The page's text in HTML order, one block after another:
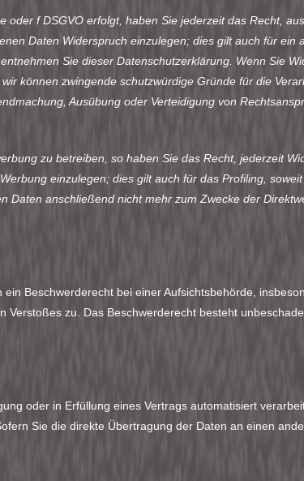
oder f DSGVO erfolgt, haben Sie jederzeit das Recht,
Daten Widerspruch einzulegen; dies gilt auch für ein
Sie dieser Datenschutzerklärung. Wenn Sie
können zwingende schutzwürdige Gründe für die
Ausübung oder Verteidigung von
zu betreiben, so haben Sie das Recht, jederzeit
einzulegen; dies gilt auch für das Profiling,
anschließend nicht mehr zum Zwecke der
Beschwerderecht bei einer Aufsichtsbehörde,
zu. Das Beschwerderecht besteht
oder in Erfüllung eines Vertrags automatisiert
Sie die direkte Übertragung der Daten an einen